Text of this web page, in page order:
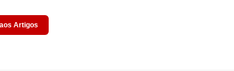
Artigos